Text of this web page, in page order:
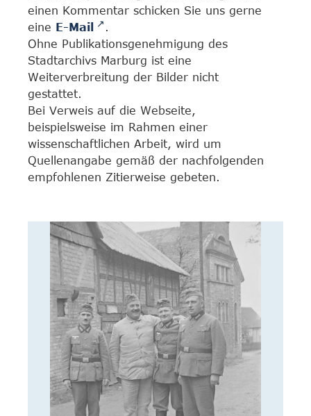
einen Kommentar schicken Sie uns gerne
eine E-Mail
.
Ohne Publikationsgenehmigung des
Stadtarchivs Marburg ist eine
Weiterverbreitung der Bilder nicht
gestattet.
Bei Verweis auf die Webseite,
beispielsweise im Rahmen einer
wissenschaftlichen Arbeit, wird um
Quellenangabe gemäß der nachfolgenden
empfohlenen Zitierweise gebeten.